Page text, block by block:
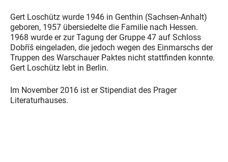
Gert Loschütz wurde 1946 in Genthin (Sachsen-Anhalt)
geboren, 1957 übersiedelte die Familie nach Hessen.
1968 wurde er zur Tagung der Gruppe 47 auf Schloss
Dobříš eingeladen, die jedoch wegen des Einmarschs der
Truppen des Warschauer Paktes nicht stattfinden konnte.
Gert Loschütz lebt in Berlin.
​Im November 2016 ist er Stipendiat des Prager
Literaturhauses.